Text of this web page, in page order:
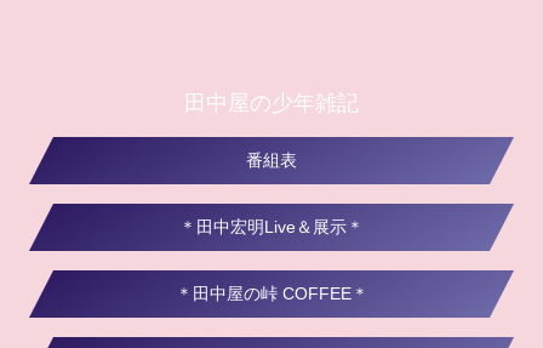
田中屋の少年雑記
番組表
＊田中宏明Live＆展示＊
＊田中屋の峠 COFFEE＊